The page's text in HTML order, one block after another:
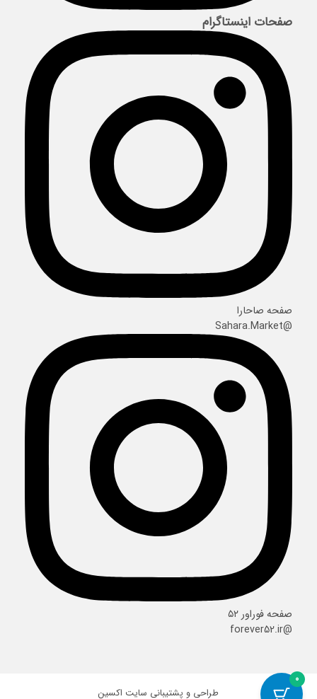
صفحات اینستاگرام
صفحه صاحارا
@Sahara.Market
صفحه فوراور ۵۲
@forever52.ir
طراحی و پشتیبانی سایت اکسین
0